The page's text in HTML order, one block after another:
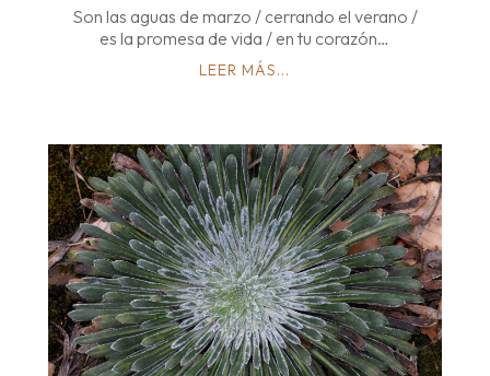
Son las aguas de marzo / cerrando el verano /
es la promesa de vida / en tu corazón…
LEER MÁS...